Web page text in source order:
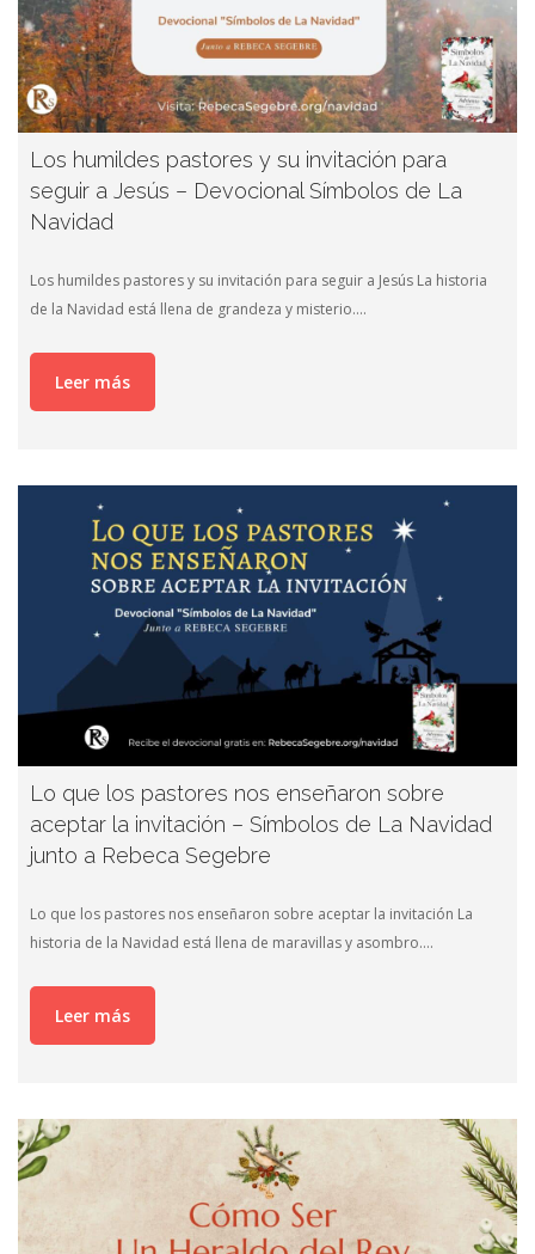
Los humildes pastores y su invitación para
seguir a Jesús – Devocional Símbolos de La
Navidad
Los humildes pastores y su invitación para seguir a Jesús La historia
de la Navidad está llena de grandeza y misterio….
Leer más
Lo que los pastores nos enseñaron sobre
aceptar la invitación – Símbolos de La Navidad
junto a Rebeca Segebre
Lo que los pastores nos enseñaron sobre aceptar la invitación La
historia de la Navidad está llena de maravillas y asombro….
Leer más